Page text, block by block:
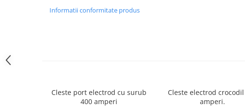
Consumabile PT80
Accesorii masti
Informatii conformitate produs
Cleste port electrod cu surub
400 amperi
Cleste electrod
amperi.